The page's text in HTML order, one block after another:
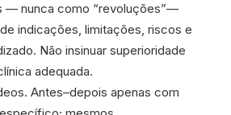
— nunca como “revoluções”—
indicações, limitações, riscos e
Não insinuar superioridade
adequada.
Antes–depois apenas com